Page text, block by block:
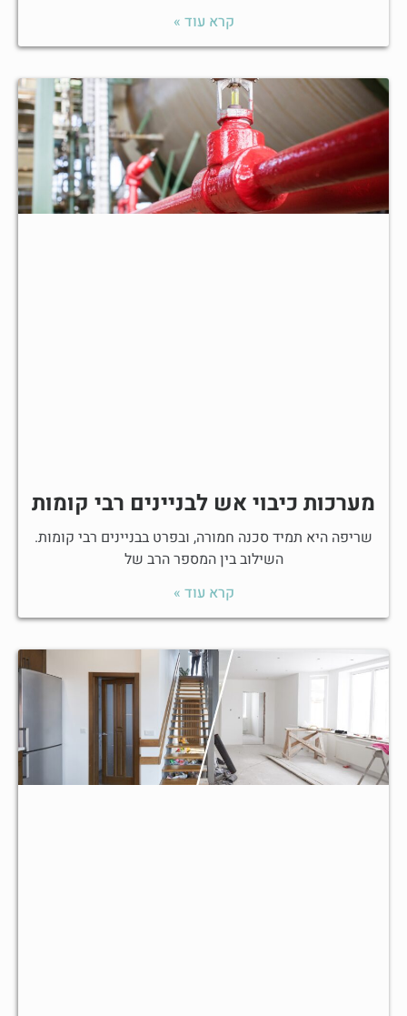
קרא עוד »
מערכות כיבוי אש לבניינים רבי קומות
שריפה היא תמיד סכנה חמורה, ובפרט בבניינים רבי קומות.
השילוב בין המספר הרב של
קרא עוד »